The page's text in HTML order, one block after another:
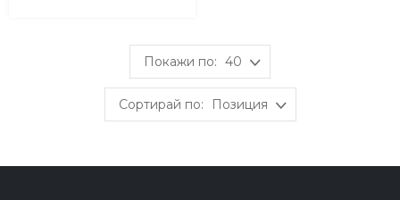
40
Позиция